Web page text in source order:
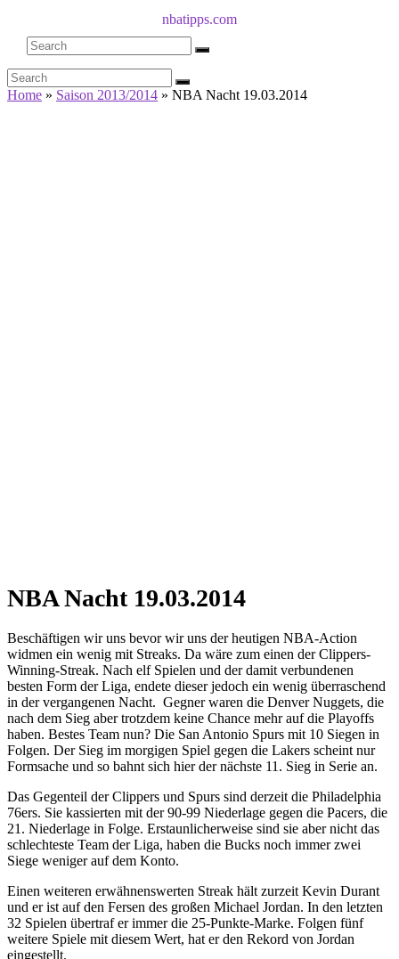
nbatipps.com
Home » Saison 2013/2014 » NBA Nacht 19.03.2014
NBA Nacht 19.03.2014
Beschäftigen wir uns bevor wir uns der heutigen NBA-Action
widmen ein wenig mit Streaks. Da wäre zum einen der Clippers-
Winning-Streak. Nach elf Spielen und der damit verbundenen
besten Form der Liga, endete dieser jedoch ein wenig überraschend
in der vergangenen Nacht. Gegner waren die Denver Nuggets, die
nach dem Sieg aber trotzdem keine Chance mehr auf die Playoffs
haben. Bestes Team nun? Die San Antonio Spurs mit 10 Siegen in
Folgen. Der Sieg im morgigen Spiel gegen die Lakers scheint nur
Formsache und so bahnt sich hier der nächste 11. Sieg in Serie an.
Das Gegenteil der Clippers und Spurs sind derzeit die Philadelphia
76ers. Sie kassierten mit der 90-99 Niederlage gegen die Pacers, die
21. Niederlage in Folge. Erstaunlicherweise sind sie aber nicht das
schlechteste Team der Liga, haben die Bucks noch immer zwei
Siege weniger auf dem Konto.
Einen weiteren erwähnenswerten Streak hält zurzeit Kevin Durant
und er ist auf den Fersen des großen Michael Jordan. In den letzten
32 Spielen übertraf er immer die 25-Punkte-Marke. Folgen fünf
weitere Spiele mit diesem Wert, hat er den Rekord von Jordan
eingestellt.